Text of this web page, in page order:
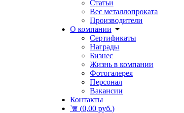
Статьи
Вес металлопроката
Производители
О компании
Сертификаты
Награды
Бизнес
Жизнь в компании
Фотогалерея
Персонал
Вакансии
Контакты
(0,00 руб.)